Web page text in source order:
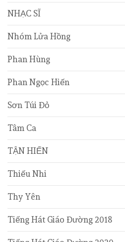
NHẠC SĨ
Nhóm Lửa Hồng
Phan Hùng
Phan Ngọc Hiến
Sơn Túi Đỏ
Tâm Ca
TẬN HIẾN
Thiếu Nhi
Thy Yên
Tiếng Hát Giáo Đường 2018